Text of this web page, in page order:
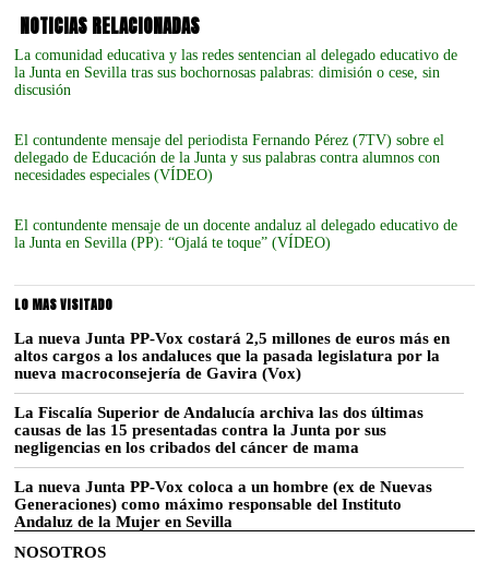
NOTICIAS RELACIONADAS
La comunidad educativa y las redes sentencian al delegado educativo de
la Junta en Sevilla tras sus bochornosas palabras: dimisión o cese, sin
discusión
El contundente mensaje del periodista Fernando Pérez (7TV) sobre el
delegado de Educación de la Junta y sus palabras contra alumnos con
necesidades especiales (VÍDEO)
El contundente mensaje de un docente andaluz al delegado educativo de
la Junta en Sevilla (PP): “Ojalá te toque” (VÍDEO)
LO MAS VISITADO
La nueva Junta PP-Vox costará 2,5 millones de euros más en
altos cargos a los andaluces que la pasada legislatura por la
nueva macroconsejería de Gavira (Vox)
La Fiscalía Superior de Andalucía archiva las dos últimas
causas de las 15 presentadas contra la Junta por sus
negligencias en los cribados del cáncer de mama
La nueva Junta PP-Vox coloca a un hombre (ex de Nuevas
Generaciones) como máximo responsable del Instituto
Andaluz de la Mujer en Sevilla
NOSOTROS